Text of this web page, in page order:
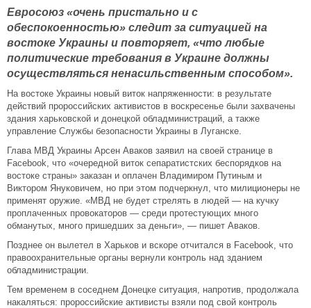
Евросоюз «очень пристально и с
обеспокоенностью» следит за ситуацией на
востоке Украины и повторяет, «что любые
политические требования в Украине должны
осуществляться ненасильственным способом».
На востоке Украины новый виток напряженности: в результате
действий пророссийских активистов в воскресенье были захвачены
здания харьковской и донецкой обладминистраций, а также
управление Службы безопасности Украины в Луганске.
Глава МВД Украины Арсен Аваков заявил на своей странице в
Facebook, что «очередной виток сепаратистских беспорядков на
востоке страны» заказан и оплачен Владимиром Путиным и
Виктором Януковичем, но при этом подчеркнул, что милиционеры не
применят оружие. «МВД не будет стрелять в людей — на кучку
проплаченных провокаторов — среди протестующих много
обманутых, много пришедших за деньги», — пишет Аваков.
Позднее он вылетел в Харьков и вскоре отчитался в Facebook, что
правоохранительные органы вернули контроль над зданием
обладминистрации.
Тем временем в соседнем Донецке ситуация, напротив, продолжала
накаляться: пророссийские активисты взяли под свой контроль